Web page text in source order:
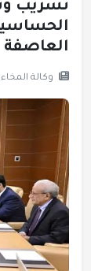
تسريب
العاصفة
وكالة المخاء